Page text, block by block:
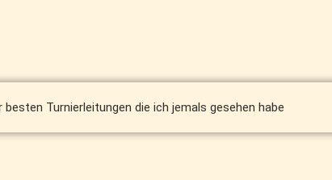
besten Turnierleitungen die ich jemals gesehen habe